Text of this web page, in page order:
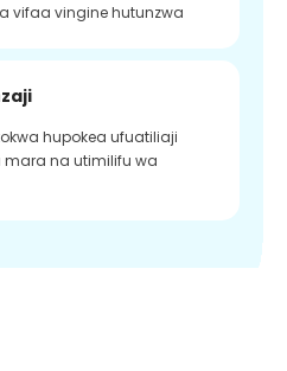
vifaa vingine hutunzwa
hupokea ufuatiliaji
na utimilifu wa